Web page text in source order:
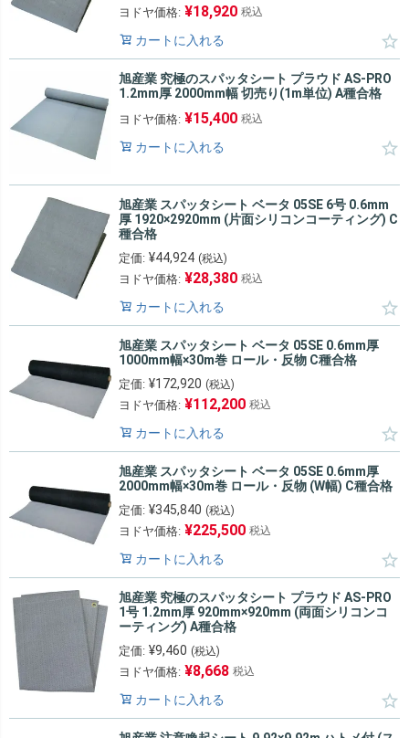
ヨドヤ価格: ¥18,920 税込
カートに入れる
旭産業 究極のスパッタシート プラウド AS-PRO
1.2mm厚 2000mm幅 切売り(1m単位) A種合格
ヨドヤ価格: ¥15,400 税込
カートに入れる
旭産業 スパッタシート ベータ 05SE 6号 0.6mm
厚 1920×2920mm (片面シリコンコーティング) C
種合格
定価: ¥44,924 (税込)
ヨドヤ価格: ¥28,380 税込
カートに入れる
旭産業 スパッタシート ベータ 05SE 0.6mm厚
1000mm幅×30m巻 ロール・反物 C種合格
定価: ¥172,920 (税込)
ヨドヤ価格: ¥112,200 税込
カートに入れる
旭産業 スパッタシート ベータ 05SE 0.6mm厚
2000mm幅×30m巻 ロール・反物 (W幅) C種合格
定価: ¥345,840 (税込)
ヨドヤ価格: ¥225,500 税込
カートに入れる
旭産業 究極のスパッタシート プラウド AS-PRO
1号 1.2mm厚 920mm×920mm (両面シリコンコ
ーティング) A種合格
定価: ¥9,460 (税込)
ヨドヤ価格: ¥8,668 税込
カートに入れる